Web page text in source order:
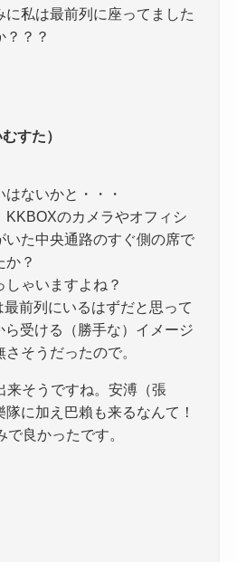
に私は最前列に座ってました
？？？
すた）
ないかと・・・
KKBOXのカメラやオフィシ
いた中央通路のすぐ側の席で
か？
ゃいますよね？
前列にいるはずだと思って
受ける（勝手な）イメージ
そうだったので。
来そうですね。安溥（張
に加え巴賴も来るなんて！
良かったです。